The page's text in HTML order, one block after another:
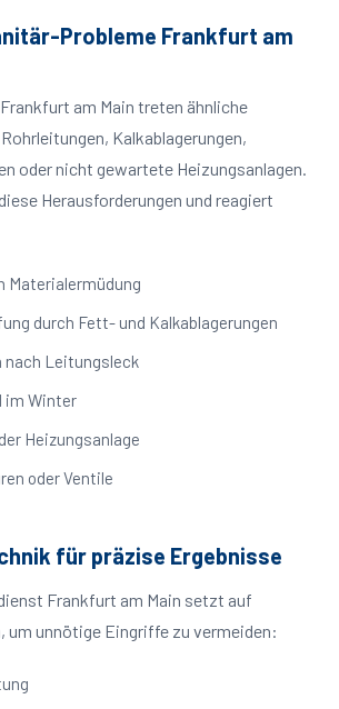
Probleme Frankfurt am
am Main treten ähnliche
Kalkablagerungen,
oder nicht gewartete Heizungsanlagen.
Herausforderungen und reagiert
Materialermüdung
durch Fett- und Kalkablagerungen
nach Leitungsleck
im Winter
Heizungsanlage
oder Ventile
für präzise Ergebnisse
Frankfurt am Main setzt auf
um unnötige Eingriffe zu vermeiden: